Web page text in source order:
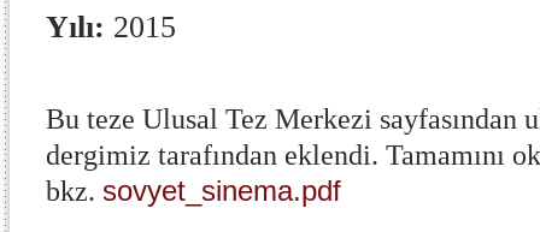
Yılı: 2015
Bu teze Ulusal Tez Merkezi sayfasından
dergimiz tarafından eklendi. Tamamını
bkz. sovyet_sinema.pdf